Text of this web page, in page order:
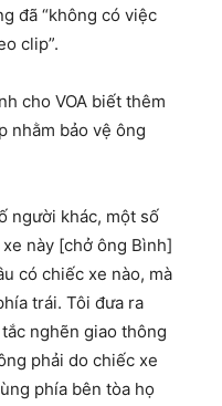
đã “không có việc
clip”.
cho VOA biết thêm
nhằm bảo vệ ông
người khác, một số
này [chở ông Bình]
có chiếc xe nào, mà
trái. Tôi đưa ra
nghẽn giao thông
phải do chiếc xe
phía bên tòa họ